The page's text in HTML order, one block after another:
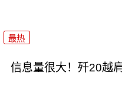
最热
信息量很大！歼20越